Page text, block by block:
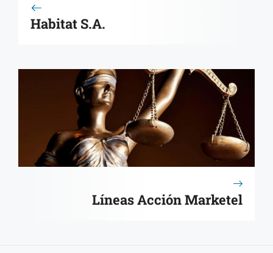
Habitat S.A.
Líneas Acción Marketel